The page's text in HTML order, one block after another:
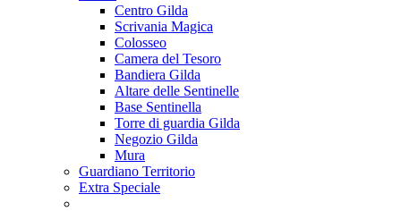
Centro Gilda
Scrivania Magica
Colosseo
Camera del Tesoro
Bandiera Gilda
Altare delle Sentinelle
Base Sentinella
Torre di guardia Gilda
Negozio Gilda
Mura
Guardiano Territorio
Extra Speciale